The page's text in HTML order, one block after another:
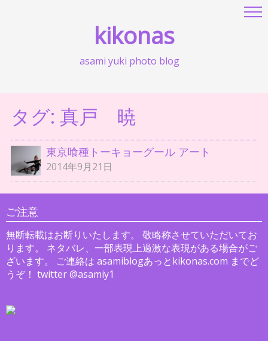
kikonas
asami yuki photo blog
タグ: 真戸 暁
東京喰種トーキョーグール アート
2014年9月21日
ご注意
無断転載はお断りいたします。 敬略称させていただいてお
ります。 ネタバレ、一部表現上過激な表現がある場合がご
ざいます。 ご連絡は asamiblogあっとkikonas.com までど
うぞ！ twitter @asamiy1